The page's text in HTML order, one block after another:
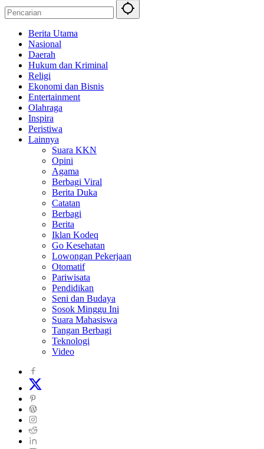
Berita Utama
Nasional
Daerah
Hukum dan Kriminal
Religi
Ekonomi dan Bisnis
Entertainment
Olahraga
Inspira
Peristiwa
Lainnya
Suara KKN
Opini
Agama
Berbagi Viral
Berita Duka
Catatan
Berbagi
Berita
Iklan Kodeq
Go Kesehatan
Lowongan Pekerjaan
Otomatif
Pariwisata
Pendidikan
Seni dan Budaya
Sosok Minggu Ini
Suara Mahasiswa
Tangan Berbagi
Teknologi
Video